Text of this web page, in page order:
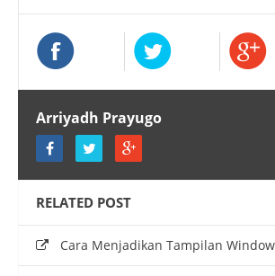
Arriyadh Prayugo
RELATED POST
Cara Menjadikan Tampilan